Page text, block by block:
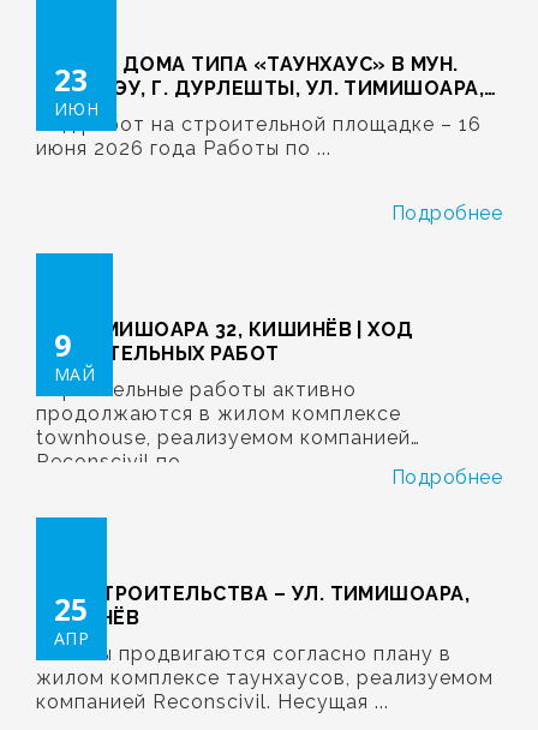
23
ИЮН
ЖИЛЫЕ ДОМА ТИПА «ТАУНХАУС» В МУН.
КИШИНЭУ, Г. ДУРЛЕШТЫ, УЛ. ТИМИШОАРА,
№32
Ход работ на строительной площадке – 16
июня 2026 года Работы по ...
Подробнее
9
МАЙ
УЛ. ТИМИШОАРА 32, КИШИНЁВ | ХОД
СТРОИТЕЛЬНЫХ РАБОТ
Строительные работы активно
продолжаются в жилом комплексе
townhouse, реализуемом компанией
Reconscivil по ...
Подробнее
25
АПР
ХОД СТРОИТЕЛЬСТВА – УЛ. ТИМИШОАРА,
КИШИНЁВ
Работы продвигаются согласно плану в
жилом комплексе таунхаусов, реализуемом
компанией Reconscivil. Несущая ...